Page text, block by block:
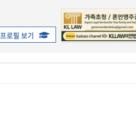
로필 보기